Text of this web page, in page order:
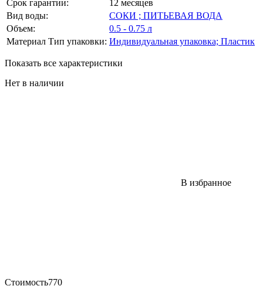
Срок гарантии:
12 месяцев
Вид воды:
СОКИ ; ПИТЬЕВАЯ ВОДА
Объем:
0.5 - 0.75 л
Материал Тип упаковки: Индивидуальная упаковка; Пластик
Показать все характеристики
Нет в наличии
В избранное
Стоимость770